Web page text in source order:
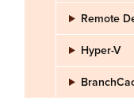
Remote
Hyper-V